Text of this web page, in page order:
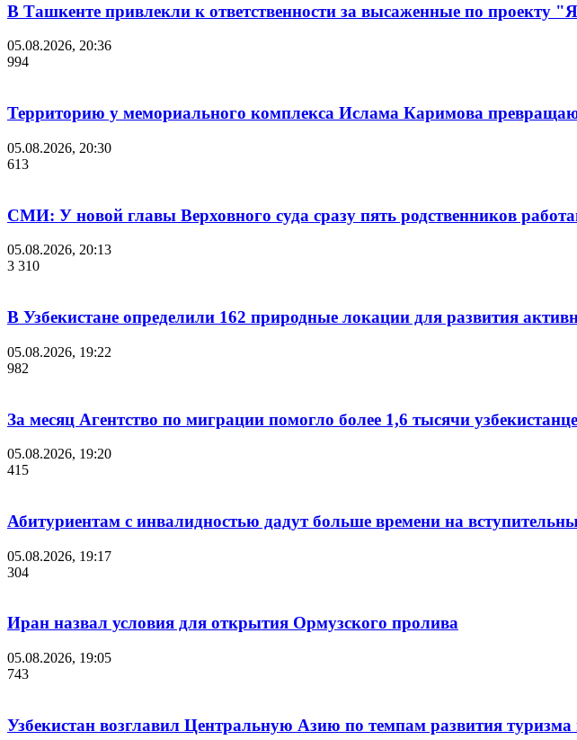
В Ташкенте привлекли к ответственности за высаженные по проекту
05.08.2026, 20:36
994
Территорию у мемориального комплекса Ислама Каримова
05.08.2026, 20:30
613
СМИ: У новой главы Верховного суда сразу пять родственников
05.08.2026, 20:13
3 310
В Узбекистане определили 162 природные локации для развития
05.08.2026, 19:22
982
За месяц Агентство по миграции помогло более 1,6 тысячи
05.08.2026, 19:20
415
Абитуриентам с инвалидностью дадут больше времени на
05.08.2026, 19:17
304
Иран назвал условия для открытия Ормузского пролива
05.08.2026, 19:05
743
Узбекистан возглавил Центральную Азию по темпам развития туризма